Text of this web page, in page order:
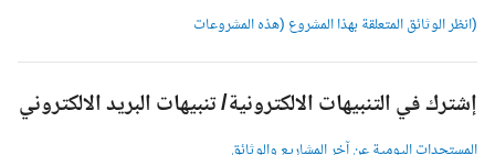
(انظر الوثائق المتعلقة بهذا المشروع (هذه المشروعات
إشترك في التنبيهات الالكترونية/ تنبيهات البريد الالكتروني